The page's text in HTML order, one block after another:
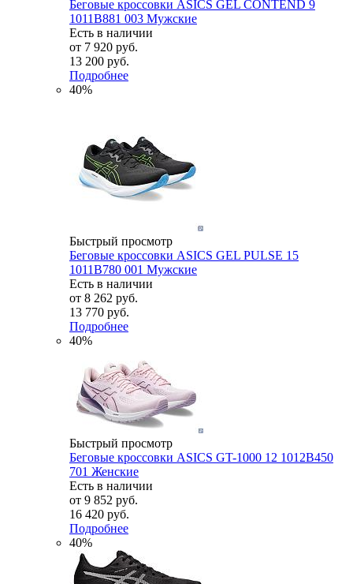
Беговые кроссовки ASICS GEL CONTEND 9
1011B881 003 Мужские
Есть в наличии
от 7 920 руб.
13 200 руб.
Подробнее
40%
Быстрый просмотр
Беговые кроссовки ASICS GEL PULSE 15
1011B780 001 Мужские
Есть в наличии
от 8 262 руб.
13 770 руб.
Подробнее
40%
Быстрый просмотр
Беговые кроссовки ASICS GT-1000 12 1012B450
701 Женские
Есть в наличии
от 9 852 руб.
16 420 руб.
Подробнее
40%